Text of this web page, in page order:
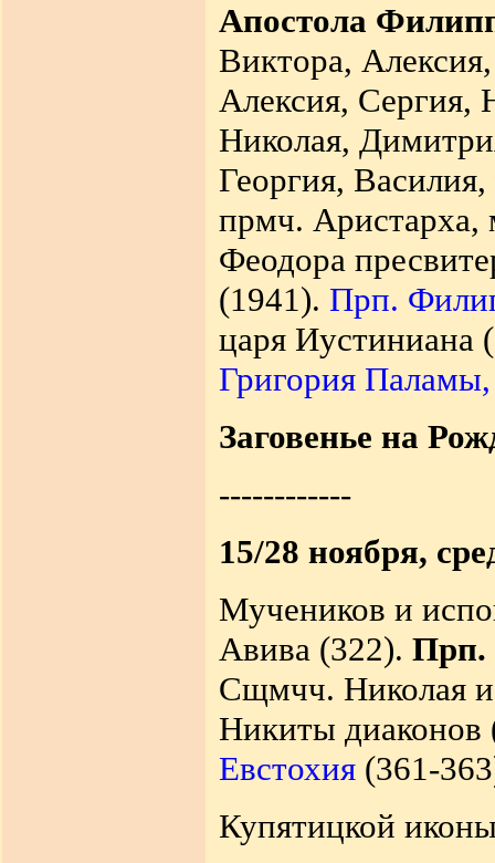
Апостола
Виктора,
Алексия, Сергия,
Николая,
Георгия,
прмч.
Феодора
(1941). Прп.
царя
Григория
Заговенье на
------------
15/28 ноября,
Мучеников и
Авива (322). Прп.
Сщмчч. Николая и
Никиты диаконов
Евстохия (361-
Купятицкой